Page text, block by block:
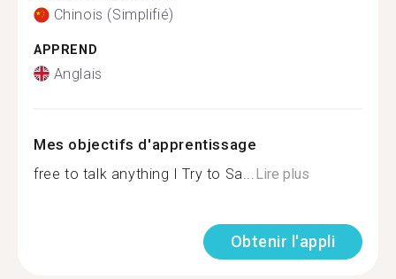
Chinois (Simplifié)
APPREND
Anglais
Mes objectifs d'apprentissage
free to talk anything I Try to Sa... Lire plus
Obtenir l'appli